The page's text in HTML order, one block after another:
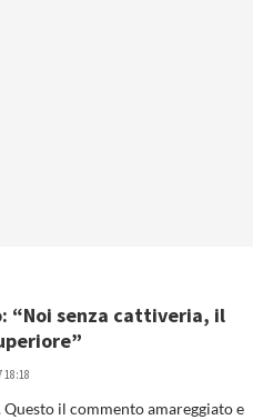
“Noi senza cattiveria, il
18:18
il commento amareggiato e